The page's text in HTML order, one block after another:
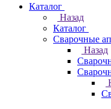
Каталог
Назад
Каталог
Сварочные
Назад